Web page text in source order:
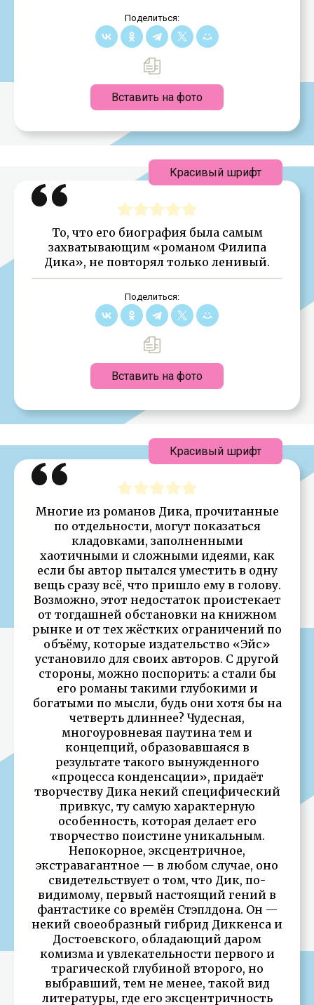
Поделиться:
Вставить на фото
То, что его биография была самым
захватывающим «романом Филипа
Дика», не повторял только ленивый.
Поделиться:
Вставить на фото
Красивый шрифт
Многие из романов Дика, прочитанные
по отдельности, могут показаться
кладовками, заполненными
хаотичными и сложными идеями, как
если бы автор пытался уместить в одну
вещь сразу всё, что пришло ему в голову.
Возможно, этот недостаток проистекает
от тогдашней обстановки на книжном
рынке и от тех жёстких ограничений по
объёму, которые издательство «Эйс»
установило для своих авторов. С другой
стороны, можно поспорить: а стали бы
его романы такими глубокими и
богатыми по мысли, будь они хотя бы на
четверть длиннее? Чудесная,
многоуровневая паутина тем и
концепций, образовавшаяся в
результате такого вынужденного
«процесса конденсации», придаёт
творчеству Дика некий специфический
привкус, ту самую характерную
особенность, которая делает его
творчество поистине уникальным.
Непокорное, эксцентричное,
экстравагантное — в любом случае, оно
свидетельствует о том, что Дик, по-
видимому, первый настоящий гений в
фантастике со времён Стэплдона. Он —
некий своеобразный гибрид Диккенса и
Достоевского, обладающий даром
комизма и увлекательности первого и
трагической глубиной второго, но
выбравший, тем не менее, такой вид
литературы, где его эксцентричность
Красивый шрифт